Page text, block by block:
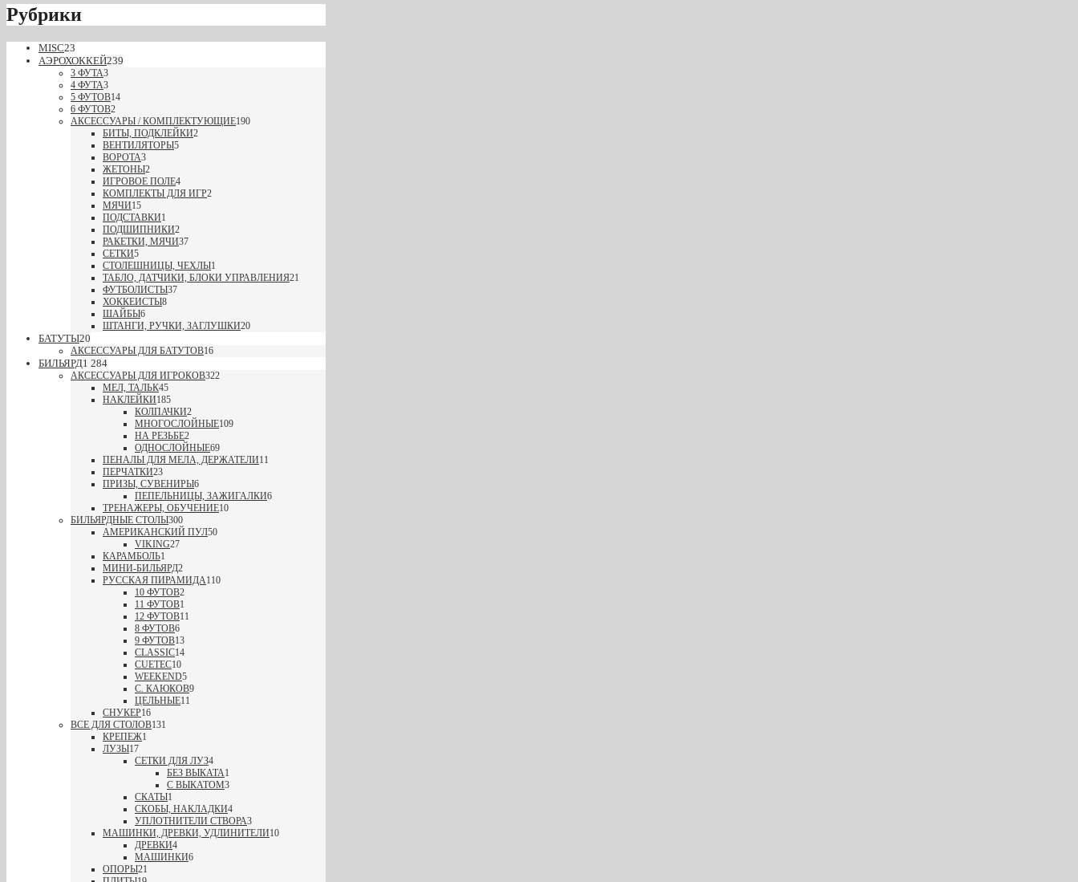
Рубрики
MISC23
АЭРОХОККЕЙ239
3 ФУТА3
4 ФУТА3
5 ФУТОВ14
6 ФУТОВ2
АКСЕССУАРЫ / КОМПЛЕКТУЮЩИЕ190
БИТЫ, ПОДКЛЕЙКИ2
ВЕНТИЛЯТОРЫ5
ВОРОТА3
ЖЕТОНЫ2
ИГРОВОЕ ПОЛЕ4
КОМПЛЕКТЫ ДЛЯ ИГР2
МЯЧИ15
ПОДСТАВКИ1
ПОДШИПНИКИ2
РАКЕТКИ, МЯЧИ37
СЕТКИ5
СТОЛЕШНИЦЫ, ЧЕХЛЫ1
ТАБЛО, ДАТЧИКИ, БЛОКИ УПРАВЛЕНИЯ21
ФУТБОЛИСТЫ37
ХОККЕИСТЫ8
ШАЙБЫ6
ШТАНГИ, РУЧКИ, ЗАГЛУШКИ20
БАТУТЫ20
АКСЕССУАРЫ ДЛЯ БАТУТОВ16
БИЛЬЯРД1 284
АКСЕССУАРЫ ДЛЯ ИГРОКОВ322
МЕЛ, ТАЛЬК45
НАКЛЕЙКИ185
КОЛПАЧКИ2
МНОГОСЛОЙНЫЕ109
НА РЕЗЬБЕ2
ОДНОСЛОЙНЫЕ69
ПЕНАЛЫ ДЛЯ МЕЛА, ДЕРЖАТЕЛИ11
ПЕРЧАТКИ23
ПРИЗЫ, СУВЕНИРЫ6
ПЕПЕЛЬНИЦЫ, ЗАЖИГАЛКИ6
ТРЕНАЖЕРЫ, ОБУЧЕНИЕ10
БИЛЬЯРДНЫЕ СТОЛЫ300
АМЕРИКАНСКИЙ ПУЛ50
VIKING27
КАРАМБОЛЬ1
МИНИ-БИЛЬЯРД2
РУССКАЯ ПИРАМИДА110
10 ФУТОВ2
11 ФУТОВ1
12 ФУТОВ11
8 ФУТОВ6
9 ФУТОВ13
CLASSIC14
CUETEC10
WEEKEND5
С. КАЮКОВ9
ЦЕЛЬНЫЕ11
СНУКЕР16
ВСЕ ДЛЯ СТОЛОВ131
КРЕПЕЖ1
ЛУЗЫ17
СЕТКИ ДЛЯ ЛУЗ4
БЕЗ ВЫКАТА1
С ВЫКАТОМ3
СКАТЫ1
СКОБЫ, НАКЛАДКИ4
УПЛОТНИТЕЛИ СТВОРА3
МАШИНКИ, ДРЕВКИ, УДЛИНИТЕЛИ10
ДРЕВКИ4
МАШИНКИ6
ОПОРЫ21